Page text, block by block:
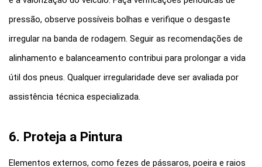
pressão, observe possíveis bolhas e verifique o desgaste
irregular na banda de rodagem. Seguir as recomendações de
alinhamento e balanceamento contribui para prolongar a vida
útil dos pneus. Qualquer irregularidade deve ser avaliada por
assistência técnica especializada.
6. Proteja a Pintura
Elementos externos, como fezes de pássaros, poeira e raios